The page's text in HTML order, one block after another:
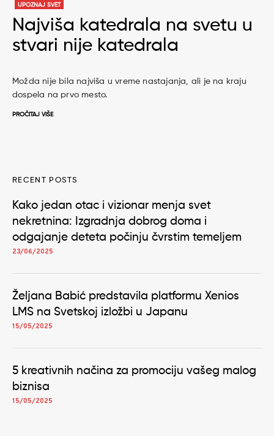
UPOZNAJ SVET
Najviša katedrala na svetu u
stvari nije katedrala
Možda nije bila najviša u vreme nastajanja, ali je na kraju
dospela na prvo mesto.
PROČITAJ VIŠE
RECENT POSTS
Kako jedan otac i vizionar menja svet
nekretnina: Izgradnja dobrog doma i
odgajanje deteta počinju čvrstim temeljem
23/06/2025
Željana Babić predstavila platformu Xenios
LMS na Svetskoj izložbi u Japanu
15/05/2025
5 kreativnih načina za promociju vašeg malog
biznisa
15/05/2025